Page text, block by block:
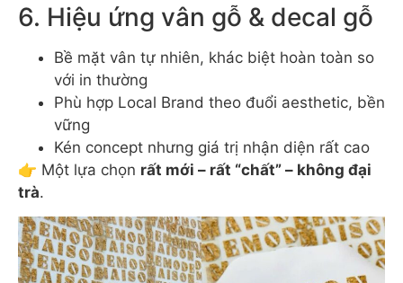
6. Hiệu ứng vân gỗ & decal gỗ
Bề mặt vân tự nhiên, khác biệt hoàn toàn so
với in thường
Phù hợp Local Brand theo đuổi aesthetic, bền
vững
Kén concept nhưng giá trị nhận diện rất cao
👉 Một lựa chọn rất mới – rất “chất” – không đại
trà.